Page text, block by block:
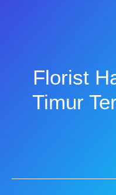
Florist
Timur